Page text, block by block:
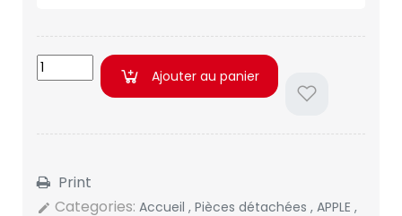
Ajouter au panier
Print
edit Categories: Accueil , Pièces détachées , APPLE ,